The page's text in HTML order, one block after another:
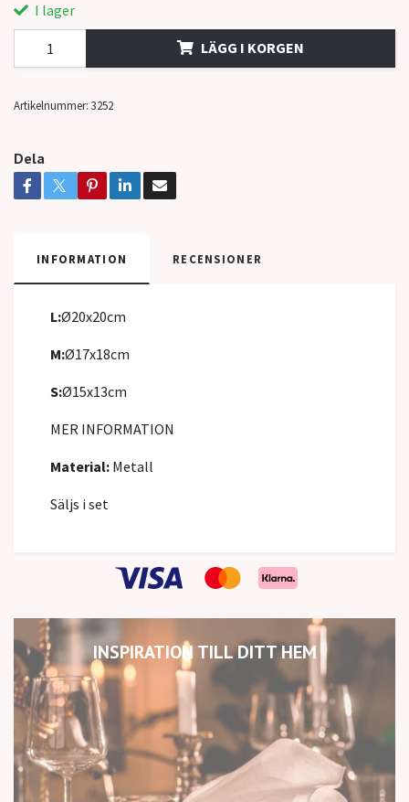
INSPIRATION TILL DITT HEM
I lager
LÄGG I KORGEN
Artikelnummer: 3252
Dela
INFORMATION RECENSIONER
L:Ø20x20cm
M:Ø17x18cm
S:Ø15x13cm
MER INFORMATION
Material: Metall
Säljs i set